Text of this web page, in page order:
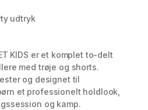
udtryk
KIDS er et komplet to-delt
med trøje og shorts.
og designet til
et professionelt holdlook,
og kamp.